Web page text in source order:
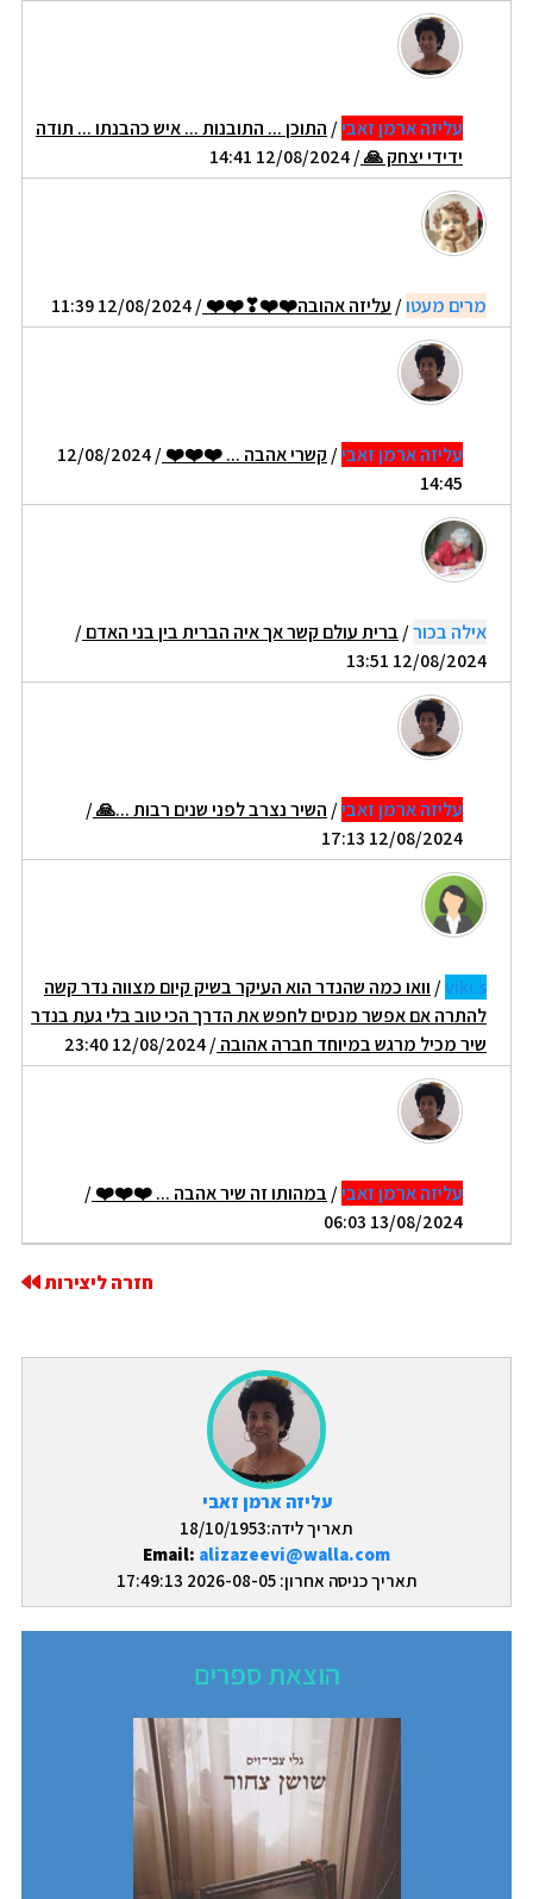
עליזה ארמן זאבי
תאריך לידה:18/10/1953
Email: alizazeevi@walla.com
תאריך כניסה אחרון: 2026-08-05 17:49:13
הוצאת ספרים
עליזה ארמן זאבי/ התוכן ... התובנות ... איש כהבנתו ... תודה
ידידי יצחק 🙏/ 12/08/2024 14:41
מרים מעטו/ עליזה אהובה❤️❤️❣❤️❤️/ 12/08/2024 11:39
עליזה ארמן זאבי/ קשרי אהבה ... ❤️❤️❤️ / 12/08/2024
14:45
אילה בכור/ ברית עולם קשר אך איה הברית בין בני האדם/
12/08/2024 13:51
עליזה ארמן זאבי/ השיר נצרב לפני שנים רבות ...🙏/
12/08/2024 17:13
viki.s
/ וואו כמה שהנדר הוא העיקר בשיק קיום מצווה נדר קשה
להתרה אם אפשר מנסים לחפש את הדרך הכי טוב בלי געת בנדר
שיר מכיל מרגש במיוחד חברה אהובה/ 12/08/2024 23:40
עליזה ארמן זאבי/ במהותו זה שיר אהבה ... ❤️❤️❤️/
13/08/2024 06:03
חזרה ליצירות